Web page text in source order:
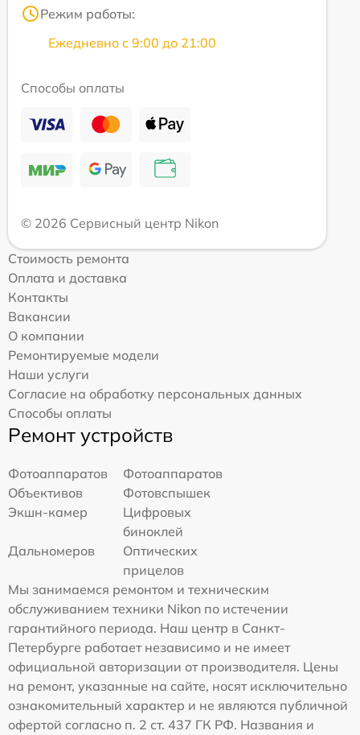
Режим работы:
Ежедневно с 9:00 до 21:00
Способы оплаты
© 2026 Сервисный центр Nikon
Стоимость ремонта
Оплата и доставка
Контакты
Вакансии
О компании
Ремонтируемые модели
Наши услуги
Согласие на обработку персональных данных
Способы оплаты
Ремонт устройств
Фотоаппаратов
Фотоаппаратов
Объективов
Фотовспышек
Экшн-камер
Цифровых
биноклей
Дальномеров
Оптических
прицелов
Мы занимаемся ремонтом и техническим
обслуживанием техники Nikon по истечении
гарантийного периода. Наш центр в Санкт-
Петербурге работает независимо и не имеет
официальной авторизации от производителя. Цены
на ремонт, указанные на сайте, носят исключительно
ознакомительный характер и не являются публичной
офертой согласно п. 2 ст. 437 ГК РФ. Названия и